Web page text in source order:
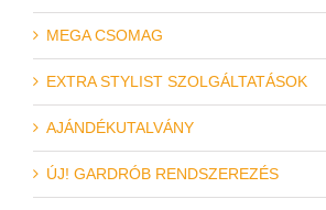
MEGA CSOMAG
EXTRA STYLIST SZOLGÁLTATÁSOK
AJÁNDÉKUTALVÁNY
ÚJ! GARDRÓB RENDSZEREZÉS